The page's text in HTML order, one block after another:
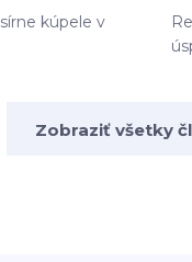
kúpele v
Zobraziť všetky